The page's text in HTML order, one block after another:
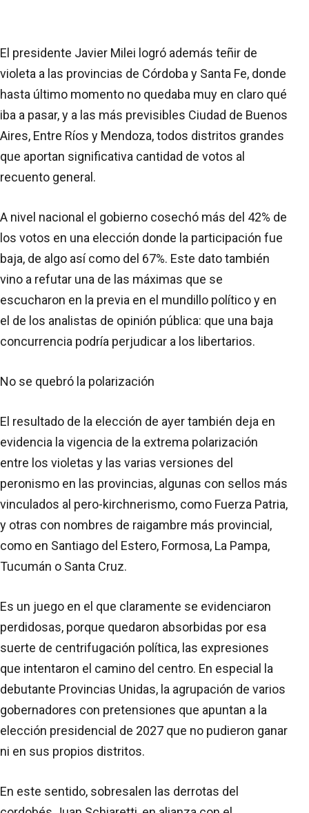
El presidente Javier Milei logró además teñir de
violeta a las provincias de Córdoba y Santa Fe, donde
hasta último momento no quedaba muy en claro qué
iba a pasar, y a las más previsibles Ciudad de Buenos
Aires, Entre Ríos y Mendoza, todos distritos grandes
que aportan significativa cantidad de votos al
recuento general.
A nivel nacional el gobierno cosechó más del 42% de
los votos en una elección donde la participación fue
baja, de algo así como del 67%. Este dato también
vino a refutar una de las máximas que se
escucharon en la previa en el mundillo político y en
el de los analistas de opinión pública: que una baja
concurrencia podría perjudicar a los libertarios.
No se quebró la polarización
El resultado de la elección de ayer también deja en
evidencia la vigencia de la extrema polarización
entre los violetas y las varias versiones del
peronismo en las provincias, algunas con sellos más
vinculados al pero-kirchnerismo, como Fuerza Patria,
y otras con nombres de raigambre más provincial,
como en Santiago del Estero, Formosa, La Pampa,
Tucumán o Santa Cruz.
Es un juego en el que claramente se evidenciaron
perdidosas, porque quedaron absorbidas por esa
suerte de centrifugación política, las expresiones
que intentaron el camino del centro. En especial la
debutante Provincias Unidas, la agrupación de varios
gobernadores con pretensiones que apuntan a la
elección presidencial de 2027 que no pudieron ganar
ni en sus propios distritos.
En este sentido, sobresalen las derrotas del